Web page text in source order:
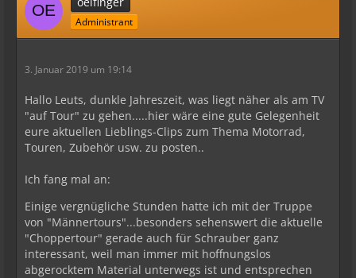
Administrant
3. Januar 2019 um 19:14
Hallo Leuts, dunkle Jahreszeit, was liegt näher als am TV
"auf Tour" zu gehen.....hier wäre eine gute Gelegenheit
eure aktuellen Lieblings-Clips zum Thema Motorrad,
Touren, Zubehör usw. zu posten..
Ich fang mal an:
Einige vergnügliche Stunden hatte ich mit der Truppe
von "Männertours"...besonders sehenswert die aktuelle
"Choppertour" gerade auch für Schrauber ganz
interessant, weil man immer mit hoffnungslos
abgerocktem Material unterwegs ist und entsprechen